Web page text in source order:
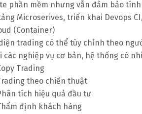
phần mềm nhưng vẫn đảm bảo
Microserives, triển khai Devops
(Container)
trading có thể tùy chỉnh theo
các nghiệp vụ cơ bản, hệ thống có
Trading
theo chiến thuật
tích hiệu quả đầu tư
định khách hàng